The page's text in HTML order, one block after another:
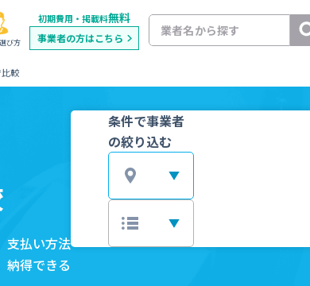
び方
初期費用・掲載料無料
事業者の方はこちら
較
支払い方法
納得できる
条件で事業者
の絞り込む